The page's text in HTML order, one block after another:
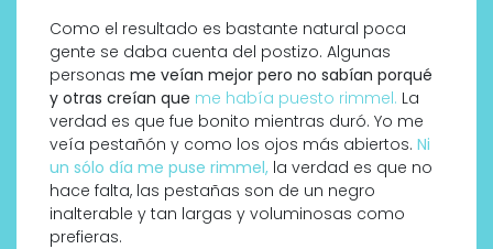
Como el resultado es bastante natural poca
gente se daba cuenta del postizo. Algunas
personas me veían mejor pero no sabían porqué
y otras creían que me había puesto rimmel. La
verdad es que fue bonito mientras duró. Yo me
veía pestañón y como los ojos más abiertos. Ni
un sólo día me puse rimmel, la verdad es que no
hace falta, las pestañas son de un negro
inalterable y tan largas y voluminosas como
prefieras.